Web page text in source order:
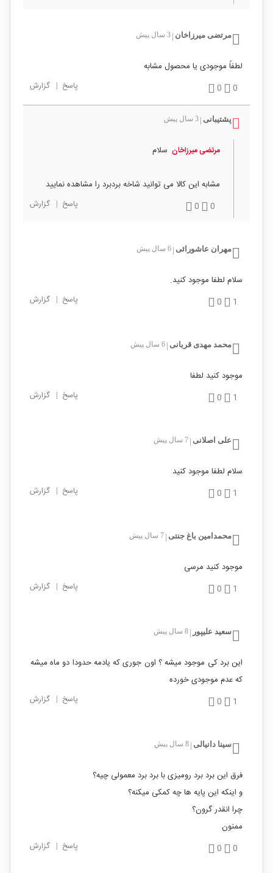
مرتضی میرزاخان | 3 سال پیش
لطفاً موجودی یا محصول مشابه
0
0 پاسخ | گزارش
پشتیبانی | 3 سال پیش
مرتضی میرزاخان سلام
مشابه این کالا می توانید شاخه بردبرد را مشاهده نمایید
0
0 پاسخ | گزارش
مهران عاشورائی | 6 سال پیش
سلام لطفا موجود کنید.
1
0 پاسخ | گزارش
محمد مهدی قربانی | 6 سال پیش
موجود کنید لطفا
1
0 پاسخ | گزارش
علی اصلانی | 7 سال پیش
سلام لطفا موجود کنید
1
0 پاسخ | گزارش
محمدامین باغ جنتی | 7 سال پیش
موجود کنید مرسی
1
0 پاسخ | گزارش
سعید علیپور | 8 سال پیش
این برد کی موجود میشه ؟ اون جوری که یادمه حدودا دو ماه میشه
که عدم موجودی خورده
1
0 پاسخ | گزارش
سینا دانیالی | 8 سال پیش
فرق این برد برد رومیزی با برد برد معمولی چیه؟
و اینکه این پایه ها چه کمکی میکنه؟
چرا انقدر گرون؟
ممنون
0
0 پاسخ | گزارش